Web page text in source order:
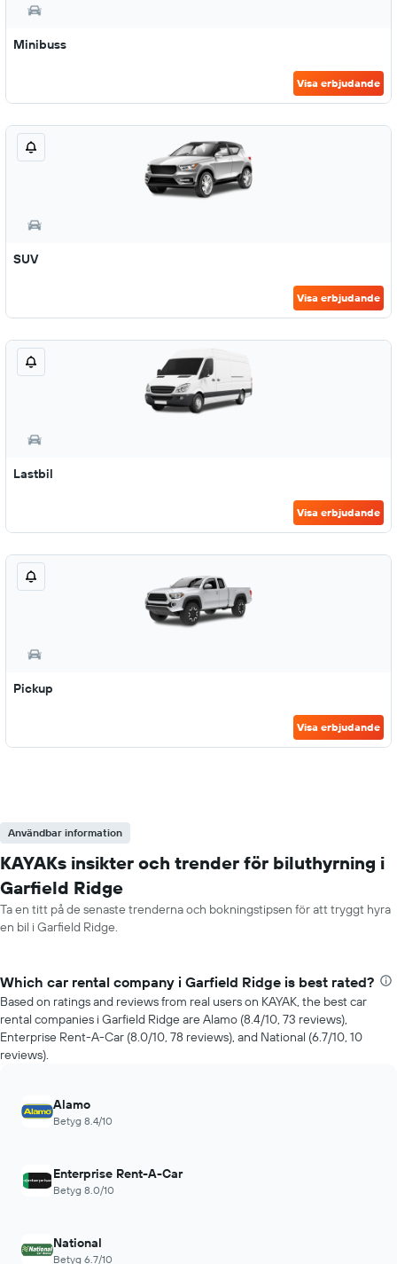
Minibuss
Visa erbjudande
SUV
Visa erbjudande
Lastbil
Visa erbjudande
Pickup
Visa erbjudande
Användbar information
KAYAKs insikter och trender för biluthyrning i
Garfield Ridge
Ta en titt på de senaste trenderna och bokningstipsen för att tryggt hyra
en bil i Garfield Ridge.
Which car rental company i Garfield Ridge is best rated?
Based on ratings and reviews from real users on KAYAK, the best car
rental companies i Garfield Ridge are Alamo (8.4/10, 73 reviews),
Enterprise Rent-A-Car (8.0/10, 78 reviews), and National (6.7/10, 10
reviews).
Alamo
Betyg 8.4/10
Enterprise Rent-A-Car
Betyg 8.0/10
National
Betyg 6.7/10